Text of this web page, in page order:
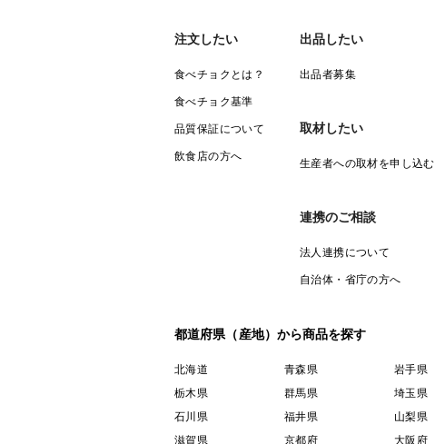
注文したい
食べチョクとは？
食べチョク基準
品質保証について
飲食店の方へ
出品したい
出品者募集
取材したい
生産者への取材を申し込む
連携のご相談
法人連携について
自治体・省庁の方へ
都道府県（産地）から商品を探す
北海道 青森県 岩手県
栃木県
群馬県 埼玉県
石川県
福井県 山梨県
滋賀県
京都府 大阪府